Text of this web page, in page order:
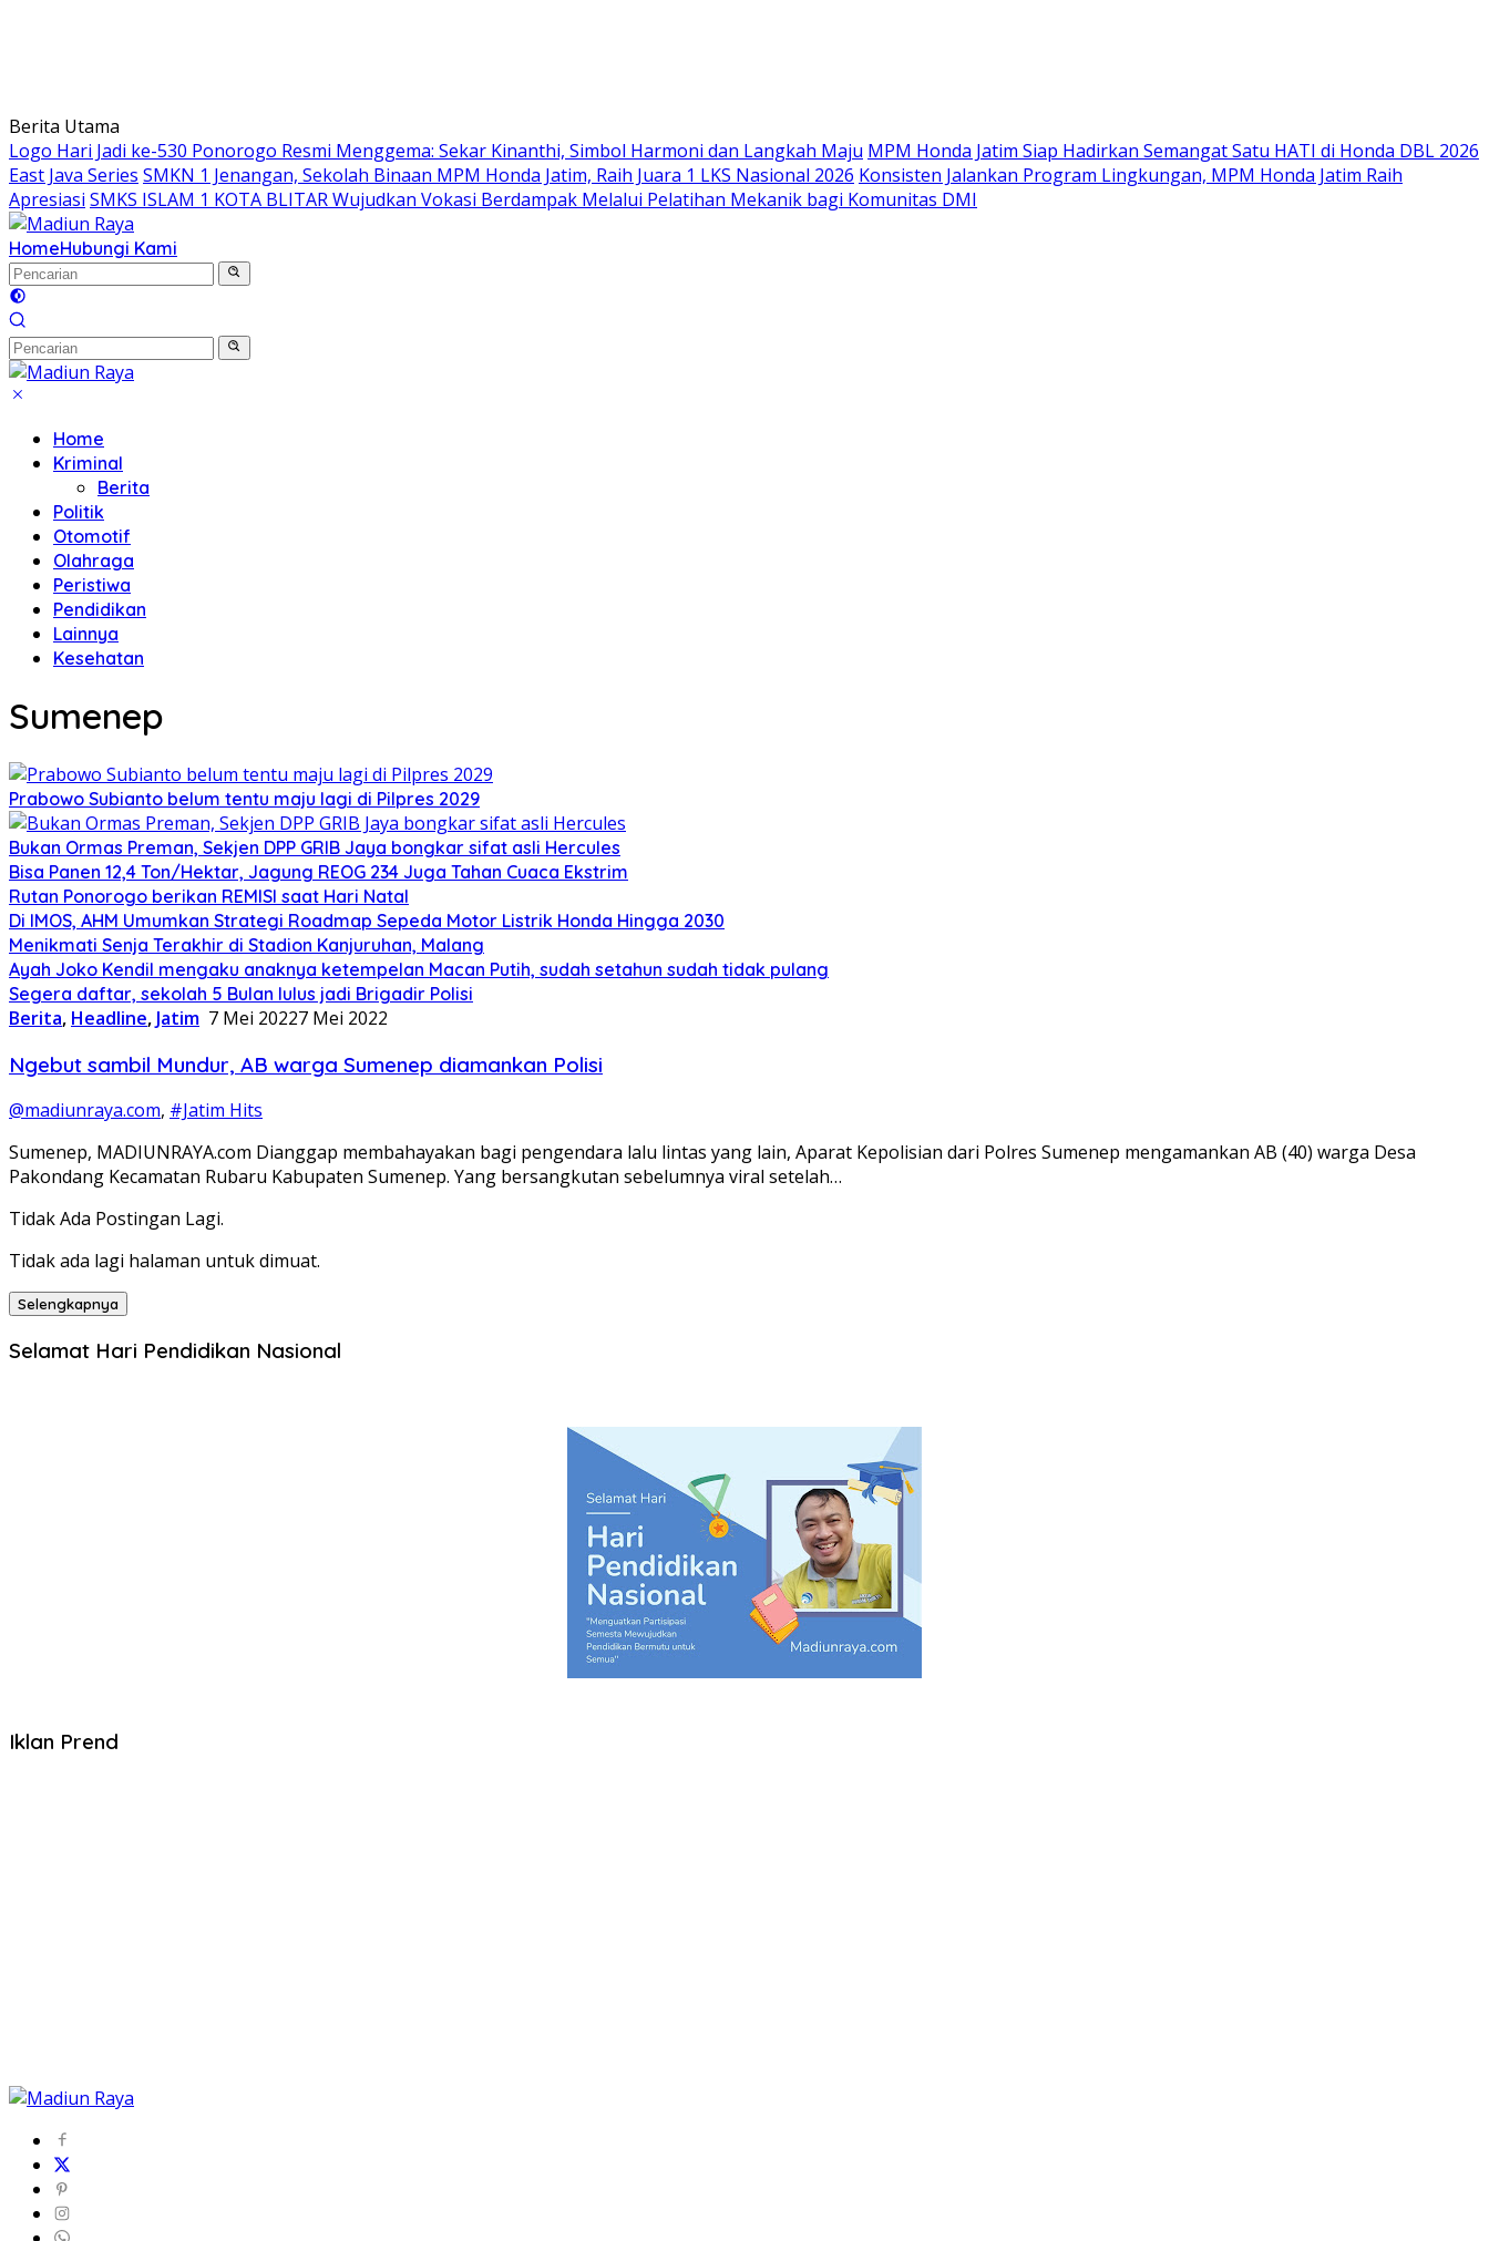
Berita Utama
Logo Hari Jadi ke-530 Ponorogo Resmi Menggema: Sekar Kinanthi, Simbol Harmoni dan Langkah Maju MPM Honda Jatim Siap Hadirkan Semangat Satu HATI di Honda DBL 2026
East Java Series SMKN 1 Jenangan, Sekolah Binaan MPM Honda Jatim, Raih Juara 1 LKS Nasional 2026 Konsisten Jalankan Program Lingkungan, MPM Honda Jatim Raih
Apresiasi SMKS ISLAM 1 KOTA BLITAR Wujudkan Vokasi Berdampak Melalui Pelatihan Mekanik bagi Komunitas DMI
HomeHubungi Kami
Home
Kriminal
Berita
Politik
Otomotif
Olahraga
Peristiwa
Pendidikan
Lainnya
Kesehatan
Sumenep
Prabowo Subianto belum tentu maju lagi di Pilpres 2029
Bukan Ormas Preman, Sekjen DPP GRIB Jaya bongkar sifat asli Hercules
Bisa Panen 12,4 Ton/Hektar, Jagung REOG 234 Juga Tahan Cuaca Ekstrim
Rutan Ponorogo berikan REMISI saat Hari Natal
Di IMOS, AHM Umumkan Strategi Roadmap Sepeda Motor Listrik Honda Hingga 2030
Menikmati Senja Terakhir di Stadion Kanjuruhan, Malang
Ayah Joko Kendil mengaku anaknya ketempelan Macan Putih, sudah setahun sudah tidak pulang
Segera daftar, sekolah 5 Bulan lulus jadi Brigadir Polisi
Berita, Headline, Jatim 7 Mei 20227 Mei 2022
Ngebut sambil Mundur, AB warga Sumenep diamankan Polisi
@madiunraya.com, #Jatim Hits
Sumenep, MADIUNRAYA.com Dianggap membahayakan bagi pengendara lalu lintas yang lain, Aparat Kepolisian dari Polres Sumenep mengamankan AB (40) warga Desa
Pakondang Kecamatan Rubaru Kabupaten Sumenep. Yang bersangkutan sebelumnya viral setelah…
Tidak Ada Postingan Lagi.
Tidak ada lagi halaman untuk dimuat.
Selengkapnya
Selamat Hari Pendidikan Nasional
Iklan Prend